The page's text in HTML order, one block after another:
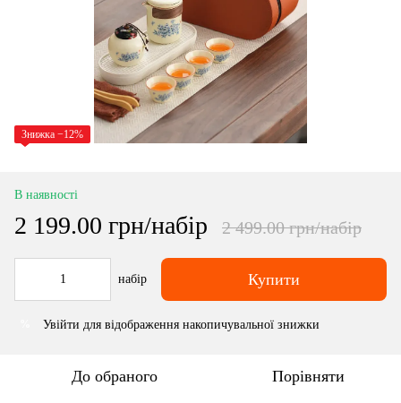
Знижка −12%
В наявності
2 199.00 грн/набір 2 499.00 грн/набір
набір Купити
Увійти для відображення накопичувальної знижки
До обраного Порівняти